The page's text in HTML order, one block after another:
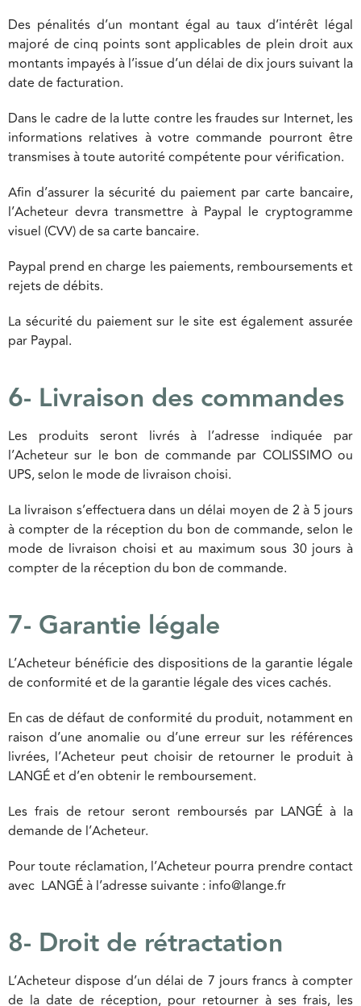
Des pénalités d’un montant égal au taux d’intérêt légal
majoré de cinq points sont applicables de plein droit aux
montants impayés à l’issue d’un délai de dix jours suivant la
date de facturation.
Dans le cadre de la lutte contre les fraudes sur Internet, les
informations relatives à votre commande pourront être
transmises à toute autorité compétente pour vérification.
Afin d’assurer la sécurité du paiement par carte bancaire,
l’Acheteur devra transmettre à Paypal le cryptogramme
visuel (CVV) de sa carte bancaire.
Paypal prend en charge les paiements, remboursements et
rejets de débits.
La sécurité du paiement sur le site est également assurée
par Paypal.
6- Livraison des commandes
Les produits seront livrés à l’adresse indiquée par
l’Acheteur sur le bon de commande par COLISSIMO ou
UPS, selon le mode de livraison choisi.
La livraison s’effectuera dans un délai moyen de 2 à 5 jours
à compter de la réception du bon de commande, selon le
mode de livraison choisi et au maximum sous 30 jours à
compter de la réception du bon de commande.
7- Garantie légale
L’Acheteur bénéficie des dispositions de la garantie légale
de conformité et de la garantie légale des vices cachés.
En cas de défaut de conformité du produit, notamment en
raison d’une anomalie ou d’une erreur sur les références
livrées, l’Acheteur peut choisir de retourner le produit à
LANGÉ et d’en obtenir le remboursement.
Les frais de retour seront remboursés par LANGÉ à la
demande de l’Acheteur.
Pour toute réclamation, l’Acheteur pourra prendre contact
avec LANGÉ à l’adresse suivante : info@lange.fr
8- Droit de rétractation
L’Acheteur dispose d’un délai de 7 jours francs à compter
de la date de réception, pour retourner à ses frais, les